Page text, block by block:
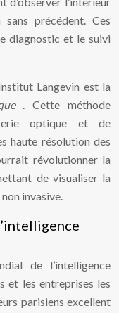
précédent. Ces
diagnostic et le suivi
Langevin est la
. Cette méthode
optique et de
haute résolution des
révolutionner la
de visualiser la
invasive.
de l’intelligence
et les entreprises les
parisiens excellent